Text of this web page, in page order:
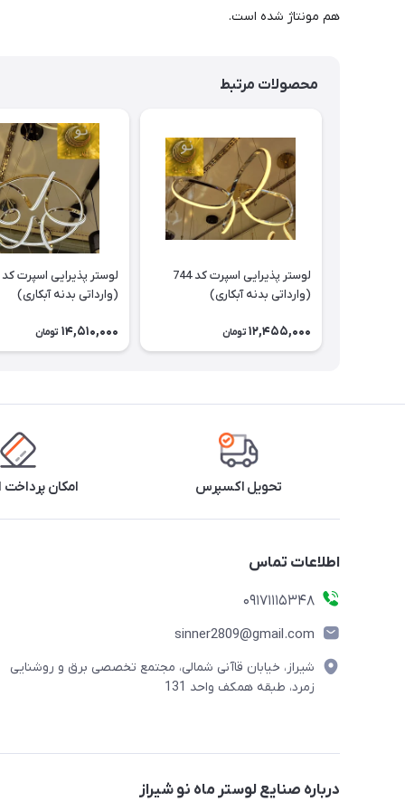
هم مونتاژ شده است.
محصولات مرتبط
لوستر پذیرایی اسپرت کد 744
(وارداتی بدنه آبکاری)
12,455,000 تومان
(وارداتی بدنه آبکاری)
14,510,000 تومان
تحویل اکسپرس امکان
اطلاعات تماس
09171115348
sinner2809@gmail.com
شیراز، خیابان قاآنی شمالی، مجتمع تخصصی برق و روشنایی
زمرد، طبقه همکف واحد 131
درباره صنایع لوستر ماه نو شیراز